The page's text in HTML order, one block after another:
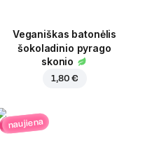
Veganiškas batonėlis
šokoladinio pyrago
skonio
1,80 €
naujiena